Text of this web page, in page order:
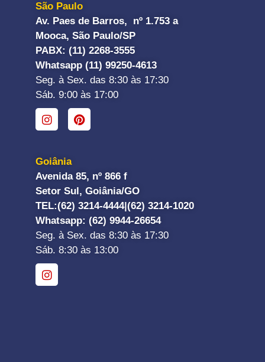
São Paulo
Av. Paes de Barros, nº 1.753 a
Mooca, São Paulo/SP
PABX: (11) 2268-3555
Whatsapp (11) 99250-4613
Seg. à Sex. das 8:30 às 17:30
Sáb. 9:00 às 17:00
Goiânia
Avenida 85, nº 866 f
Setor Sul, Goiânia/GO
TEL:(62) 3214-4444|(62) 3214-1020
Whatsapp: (62) 9944-26654
Seg. à Sex. das 8:30 às 17:30
Sáb. 8:30 às 13:00